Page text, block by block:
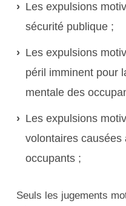
Les expulsions
sécurité publique ;
Les expulsions
péril imminent pour
mentale des
Les expulsions
volontaires causées
occupants ;
Seuls les jugements